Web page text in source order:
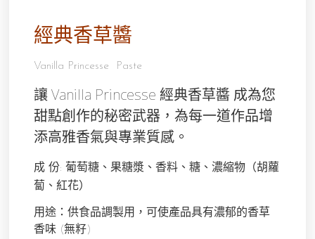
經典香草醬
Vanilla Princesse Paste
讓 Vanilla Princesse 經典香草醬 成為您
甜點創作的秘密武器，為每一道作品增
添高雅香氣與專業質感。
成 份:葡萄糖、果糖漿、香料、糖、濃縮物（胡蘿
蔔、紅花）
用途：供食品調製用，可使產品具有濃郁的香草
香味 (無籽)